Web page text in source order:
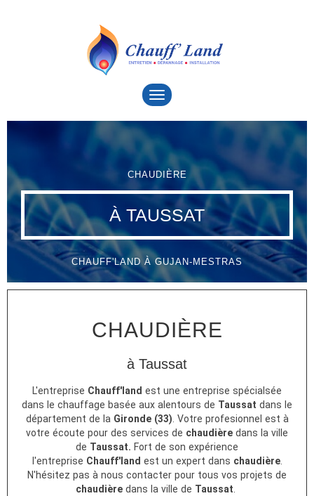
Toggle
navigation
CHAUDIÈRE
À TAUSSAT
CHAUFF'LAND À GUJAN-MESTRAS
CHAUDIÈRE
à Taussat
L'entreprise Chauff'land est une entreprise spécialsée
dans le chauffage basée aux alentours de Taussat dans le
département de la Gironde (33). Votre profesionnel est à
votre écoute pour des services de chaudière dans la ville
de Taussat. Fort de son expérience
l'entreprise Chauff'land est un expert dans chaudière.
N'hésitez pas à nous contacter pour tous vos projets de
chaudière dans la ville de Taussat.